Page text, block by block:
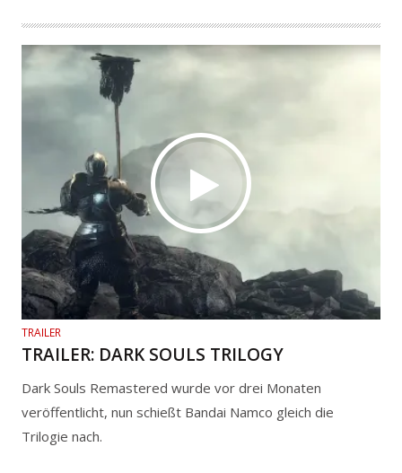
TRAILER
TRAILER: DARK SOULS TRILOGY
Dark Souls Remastered wurde vor drei Monaten
veröffentlicht, nun schießt Bandai Namco gleich die
Trilogie nach.